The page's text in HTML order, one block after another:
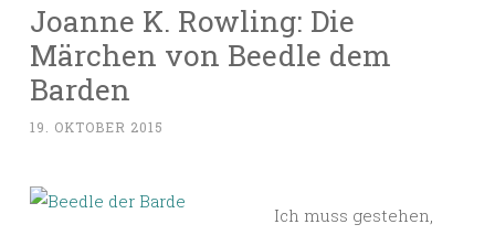
Joanne K. Rowling: Die
Märchen von Beedle dem
Barden
19. OKTOBER 2015
Ich muss gestehen,